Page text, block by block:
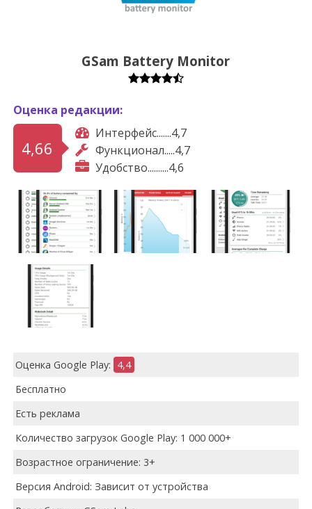
GSam Battery Monitor
Оценка редакции:
4,66
Интерфейс.......4,7
Функционал.....4,7
Удобство..........4,6
Оценка Google Play: 4,4
Бесплатно
Есть реклама
Количество загрузок Google Play: 1 000 000+
Возрастное ограничение: 3+
Версия Android: Зависит от устройства